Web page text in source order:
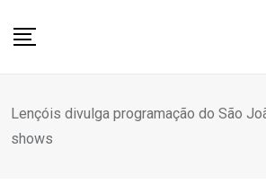
Lençóis divulga programação do São
shows